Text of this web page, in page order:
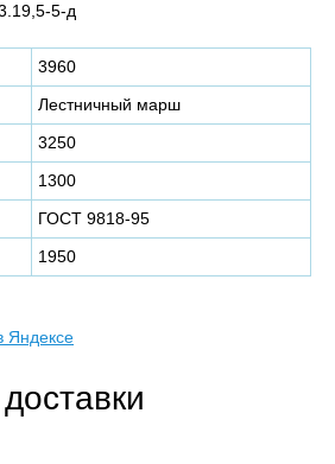
5-д
3960
Лестничный марш
3250
1300
ГОСТ 9818-95
1950
Яндексе